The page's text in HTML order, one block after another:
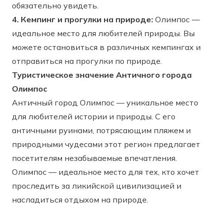
обязательно увидеть.
4. Кемпинг и прогулки на природе: Олимпос —
идеальное место для любителей природы. Вы
можете остановиться в различных кемпингах и
отправиться на прогулки по природе.
Туристическое значение Античного города
Олимпос
Античный город Олимпос — уникальное место
для любителей истории и природы. С его
античными руинами, потрясающим пляжем и
природными чудесами этот регион предлагает
посетителям незабываемые впечатления.
Олимпос — идеальное место для тех, кто хочет
проследить за ликийской цивилизацией и
насладиться отдыхом на природе.